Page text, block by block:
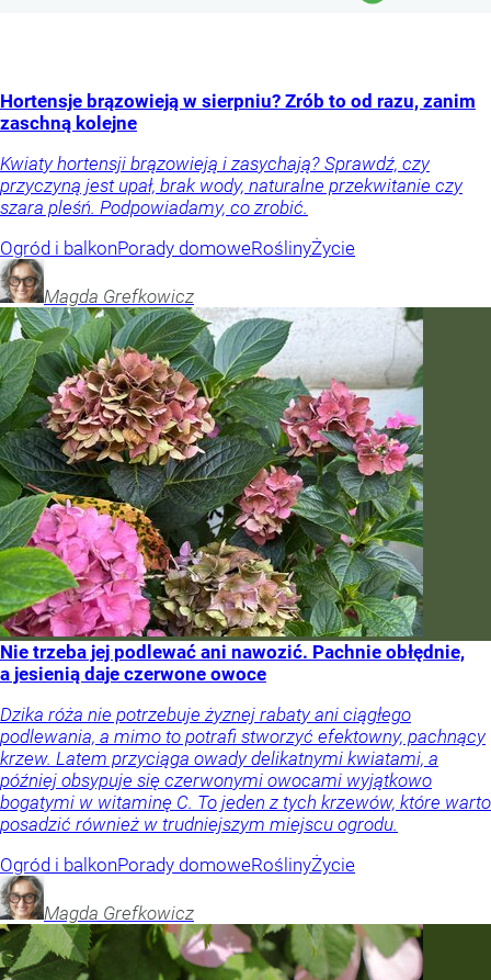
Hortensje brązowieją w sierpniu? Zrób to od razu, zanim
zaschną kolejne
Kwiaty hortensji brązowieją i zasychają? Sprawdź, czy
przyczyną jest upał, brak wody, naturalne przekwitanie czy
szara pleśń. Podpowiadamy, co zrobić.
Ogród i balkonPorady domoweRoślinyŻycie
Magda Grefkowicz
Nie trzeba jej podlewać ani nawozić. Pachnie obłędnie,
a jesienią daje czerwone owoce
Dzika róża nie potrzebuje żyznej rabaty ani ciągłego
podlewania, a mimo to potrafi stworzyć efektowny, pachnący
krzew. Latem przyciąga owady delikatnymi kwiatami, a
później obsypuje się czerwonymi owocami wyjątkowo
bogatymi w witaminę C. To jeden z tych krzewów, które warto
posadzić również w trudniejszym miejscu ogrodu.
Ogród i balkonPorady domoweRoślinyŻycie
Magda Grefkowicz